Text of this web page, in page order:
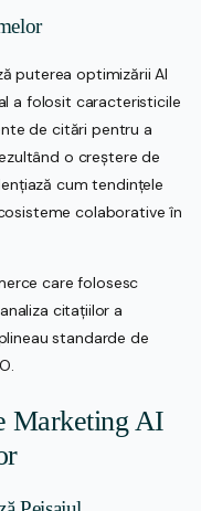
puterea optimizării AI
a folosit caracteristicile
de citări pentru a
o creștere de
cum tendințele
colaborative în
care folosesc
citațiilor a
standarde de
Marketing AI